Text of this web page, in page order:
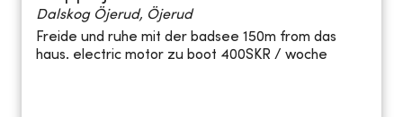
Dalskog Öjerud, Öjerud
Freide und ruhe mit der badsee 150m from das
haus. electric motor zu boot 400SKR / woche